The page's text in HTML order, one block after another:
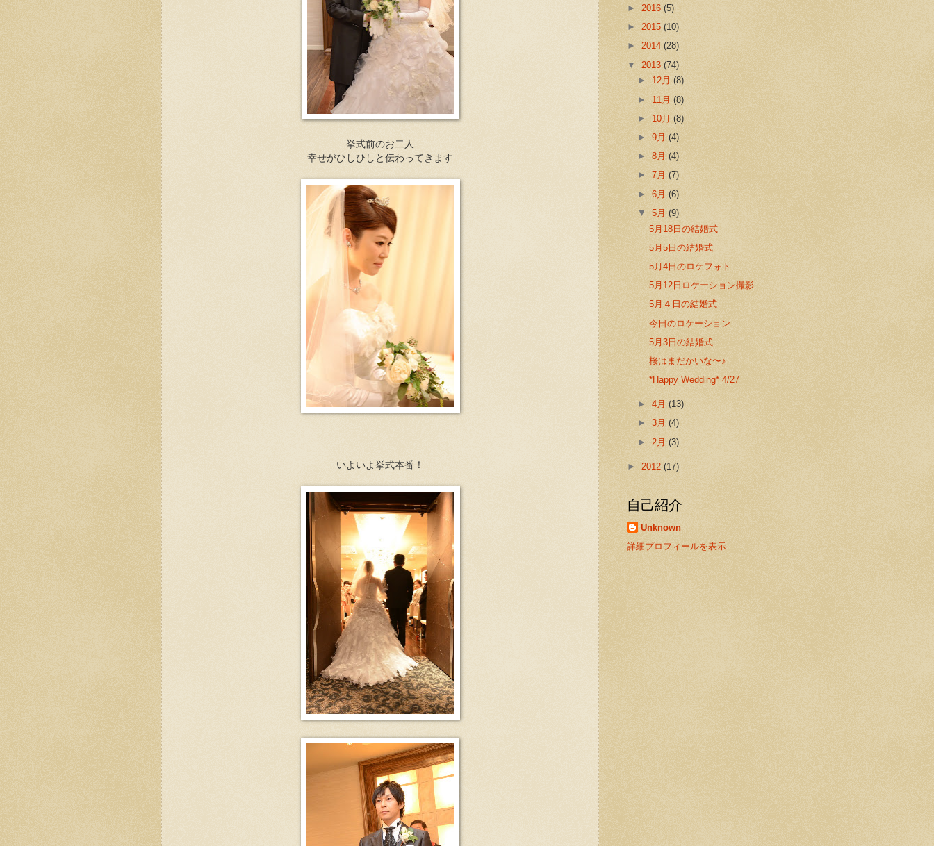
挙式前のお二人
幸せがひしひしと伝わってきます
いよいよ挙式本番！
► 2016 (5)
► 2015 (10)
► 2014 (28)
▼ 2013 (74)
► 12月(8)
► 11月(8)
► 10月(8)
►9月(4)
►8月(4)
►7月(7)
►6月(6)
▼5月(9)
5月18日の結婚式
5月5日の結婚式
5月4日のロケフォト
5月12日ロケーション撮影
5月４日の結婚式
今日のロケーション...
5月3日の結婚式
桜はまだかいな〜♪
*Happy Wedding* 4/27
►4月(13)
►3月(4)
►2月(3)
► 2012 (17)
自己紹介
Unknown
詳細プロフィールを表示